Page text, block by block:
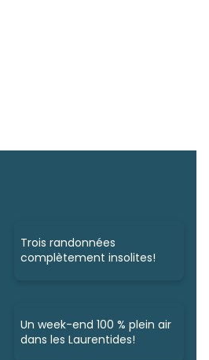
Trois randonnées
complètement insolites!
Un week-end 100 % plein air
dans les Laurentides!